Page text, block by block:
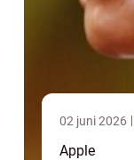
02 juni 2026
Apple